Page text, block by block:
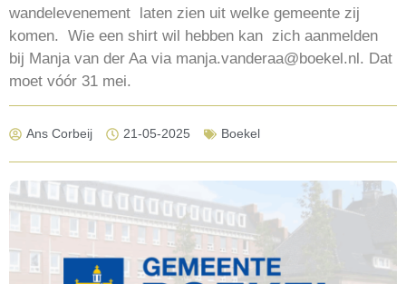
wandelevenement laten zien uit welke gemeente zij
komen. Wie een shirt wil hebben kan zich aanmelden
bij Manja van der Aa via manja.vanderaa@boekel.nl. Dat
moet vóór 31 mei.
Ans Corbeij 21-05-2025 Boekel